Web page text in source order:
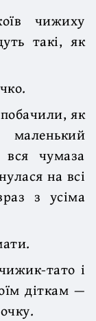
чижиху
такі, як
як
маленький
чумаза
на всі
з усіма
тато і
діткам —